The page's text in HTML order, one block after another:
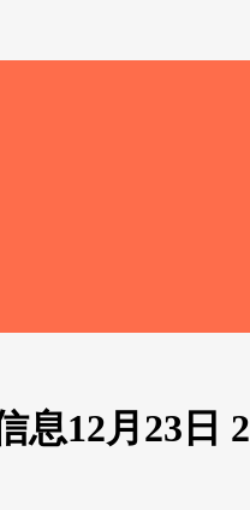
息12月23日 2